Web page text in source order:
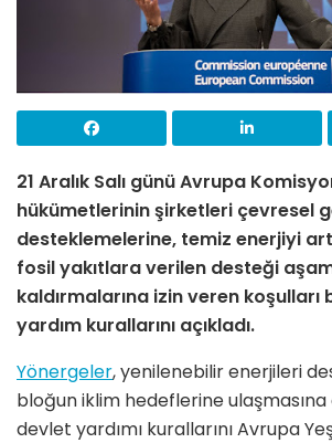
21 Aralık Salı günü Avrupa
hükümetlerinin şirketleri çevresel
desteklemelerine, temiz enerjiyi
fosil yakıtlara verilen desteği
kaldırmalarına izin veren koşulları
yardım kurallarını açıkladı.
Yönergeler, yenilenebilir enerjileri
bloğun iklim hedeflerine
devlet yardımı kurallarını Avrupa